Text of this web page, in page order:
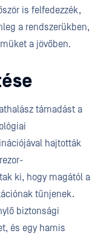
is felfedezzék,
a rendszerükben,
a jövőben.
támadást a
hajtották
ki, hogy magától a
tűnjenek.
biztonsági
és egy hamis